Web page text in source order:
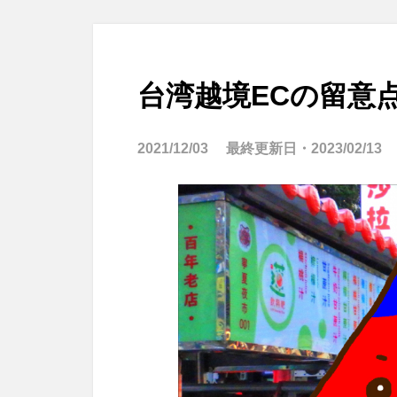
台湾越境ECの留意
2021/12/03 最終更新日・ 2023/02/13